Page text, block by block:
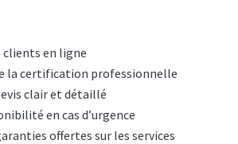
clients en ligne
la certification professionnelle
clair et détaillé
en cas d’urgence
offertes sur les services